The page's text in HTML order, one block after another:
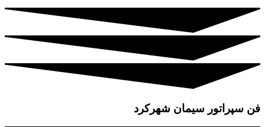
فن سپراتور سیمان شهرکرد